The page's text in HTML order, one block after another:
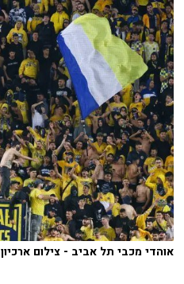
אוהדי מכבי תל אביב - צילום ארכיון